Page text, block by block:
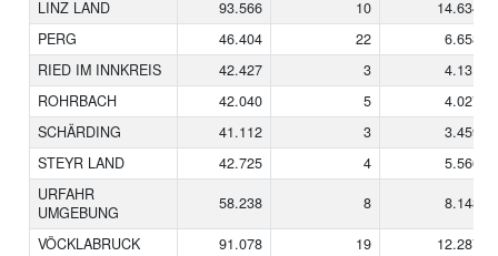
LINZ LAND 93.566 10
14.634
PERG
46.404 22
6.658
RIED IM INNKREIS
42.427 3
4.131
ROHRBACH
42.040 5
4.027
SCHÄRDING
41.112 3
3.459
STEYR LAND
42.725 4
5.560
URFAHR
UMGEBUNG
58.238 8 8.148
VÖCKLABRUCK 91.078 19
12.287